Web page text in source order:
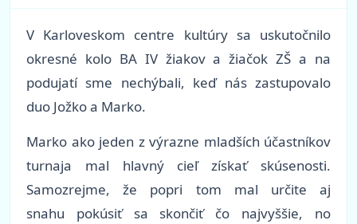
V Karloveskom centre kultúry sa uskutočnilo
okresné kolo BA IV žiakov a žiačok ZŠ a na
podujatí sme nechýbali, keď nás zastupovalo
duo Jožko a Marko.
Marko ako jeden z výrazne mladších účastníkov
turnaja mal hlavný cieľ získať skúsenosti.
Samozrejme, že popri tom mal určite aj
snahu pokúsiť sa skončiť čo najvyššie, no